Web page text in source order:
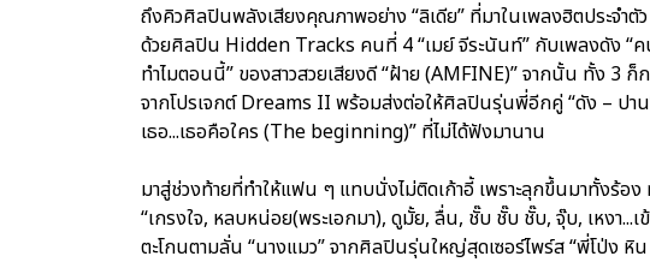
ถึงคิวศิลปินพลังเสียงคุณภาพอย่าง “ลิเดีย” ที่มาในเพลงฮิตประจำตัว
ด้วยศิลปิน Hidden Tracks คนที่ 4 “เมย์ จีระนันท์” กับเพลงดัง “ค
ทำไมตอนนี้” ของสาวสวยเสียงดี “ฝ้าย (AMFINE)” จากนั้น ทั้ง 3
จากโปรเจกต์ Dreams II พร้อมส่งต่อให้ศิลปินรุ่นพี่อีกคู่ “ดัง – ปาน
เธอ...เธอคือใคร (The beginning)” ที่ไม่ได้ฟังมานาน
มาสู่ช่วงท้ายที่ทำให้แฟน ๆ แทบนั่งไม่ติดเก้าอี้ เพราะลุกขึ้นมาทั้งร้
“เกรงใจ, หลบหน่อย(พระเอกมา), ดูมั้ย, ลื่น, ชั๊บ ชั๊บ ชั๊บ, จุ๊บ, เหงา...
ตะโกนตามลั่น “นางแมว” จากศิลปินรุ่นใหญ่สุดเซอร์ไพร์ส “พี่โป่ง หิน